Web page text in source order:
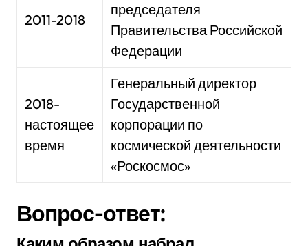
2011-2018
председателя
Правительства Российской
Федерации
2018-
настоящее
время
Генеральный директор
Государственной
корпорации по
космической деятельности
«Роскосмос»
Вопрос-ответ: